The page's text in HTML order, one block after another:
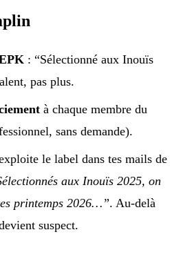
: “Sélectionné aux Inouïs
pas plus.
à chaque membre du
sans demande).
le label dans tes mails de
aux Inouïs 2025, on
printemps 2026…”. Au-delà
suspect.